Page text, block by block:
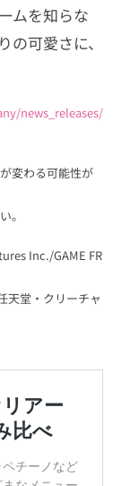
ムを知らな
可愛さに、
news_releases/
変わる可能性が
。
Inc./GAME FR
天堂・クリーチャ